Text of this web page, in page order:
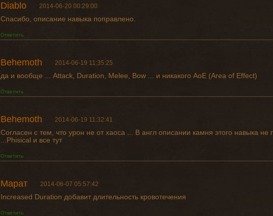
Diablo 2014-06-20 00:29:00
Спасибо, описание навыка поправлено.
Ответить
Behemoth 2014-06-19 11:35:25
да и вообще ... Attack, Duration, Melee, Bow ... и никакого AoE (Area of Effect)
Ответить
Behemoth 2014-06-19 11:32:41
Согласен с тем, что урон не от хаоса ... В англ описании камня этого навыка
...Phisical и все тут
Ответить
Марат 2014-06-07 05:57:42
Increased Duration добавит длительность кровотечения
Ответить